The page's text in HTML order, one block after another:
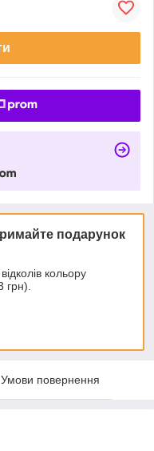
подарунок
кольору
Умови повернення